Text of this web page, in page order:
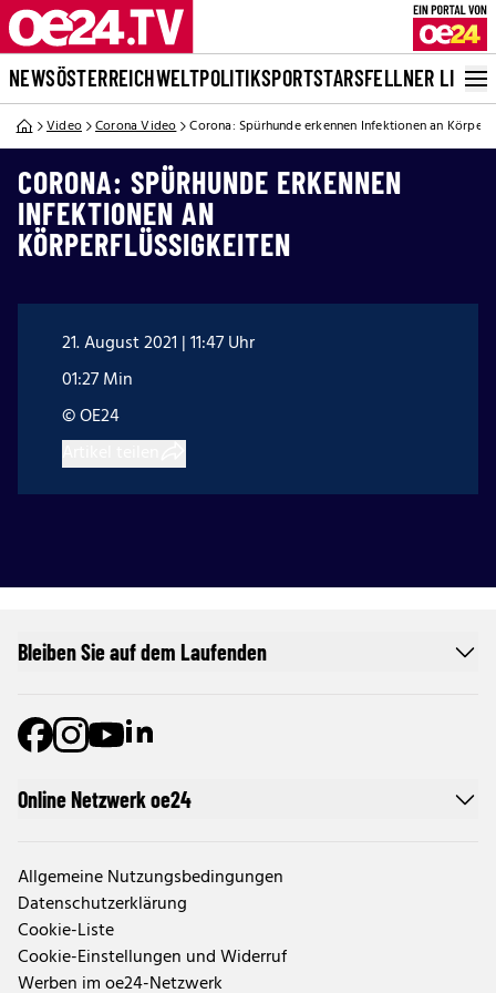
NEWSÖSTERREICHWELTPOLITIKSPORTSTARSFELLNER LIVE
Video Corona Video Corona: Spürhunde erkennen Infektionen an
CORONA: SPÜRHUNDE ERKENNEN
INFEKTIONEN AN
KÖRPERFLÜSSIGKEITEN
21. August 2021 | 11:47 Uhr
01:27 Min
© OE24
Online Netzwerk oe24
Allgemeine Nutzungsbedingungen
Datenschutzerklärung
Cookie-Liste
Cookie-Einstellungen und Widerruf
Werben im oe24-Netzwerk
Bleiben Sie auf dem Laufenden